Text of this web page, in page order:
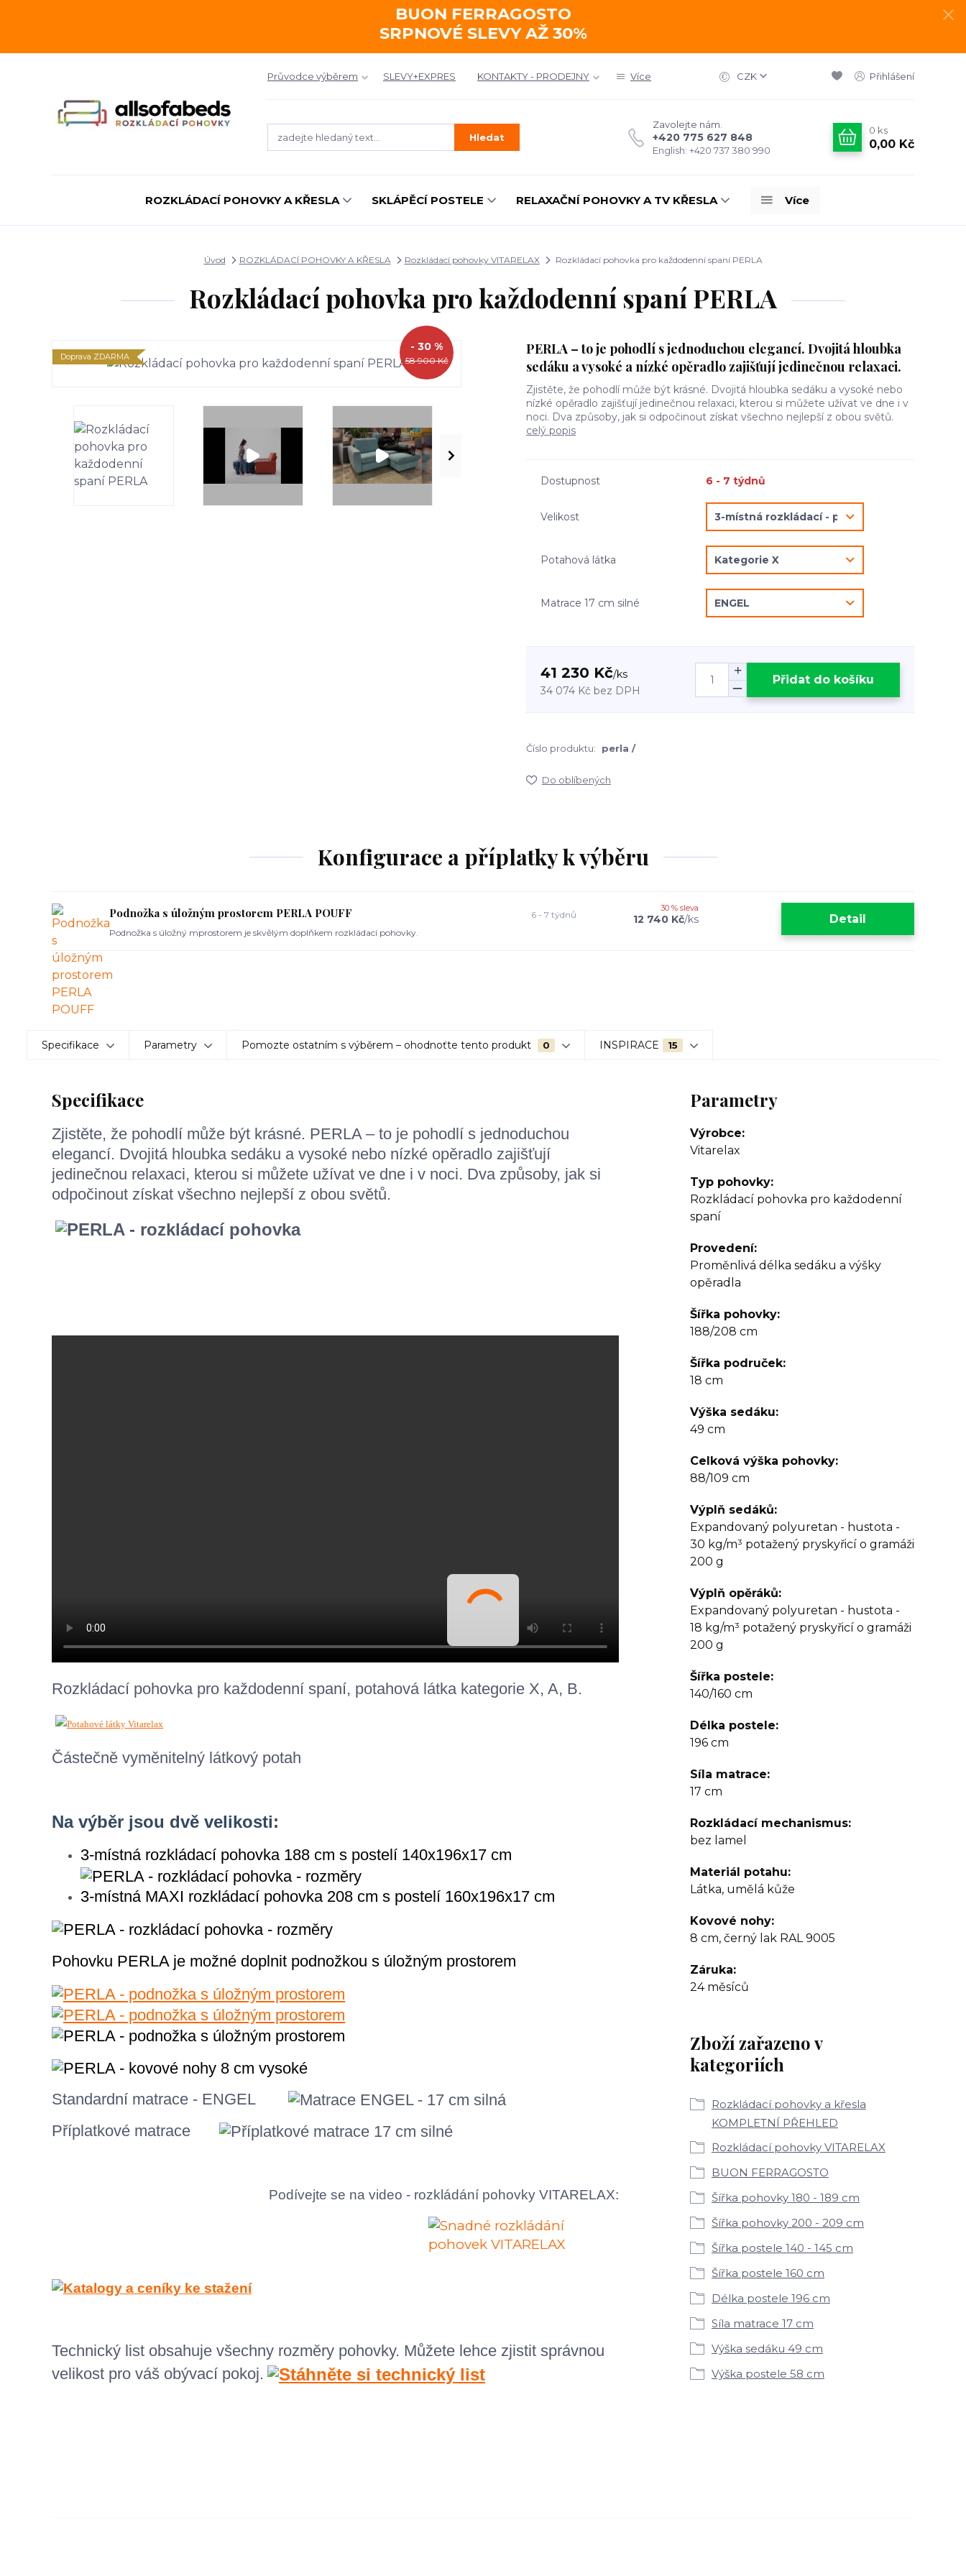
BUON FERRAGOSTO
SRPNOVÉ SLEVY AŽ 30%
Průvodce výběrem SLEVY+EXPRES KONTAKTY - PRODEJNY Více CZK Přihlášení
Hledat
Zavolejte nám.
+420 775 627 848
English: +420 737 380 990
0 ks
0,00 Kč
ROZKLÁDACÍ POHOVKY A KŘESLA SKLÁPĚCÍ POSTELE RELAXAČNÍ POHOVKY A TV KŘESLA Více
Úvod ROZKLÁDACÍ POHOVKY A KŘESLA Rozkládací pohovky VITARELAX Rozkládací pohovka pro každodenní spaní PERLA
Rozkládací pohovka pro každodenní spaní PERLA
Doprava ZDARMA 58 900 Kč
- 30 %
PERLA – to je pohodlí s jednoduchou elegancí. Dvojitá hloubka
sedáku a vysoké a nízké opěradlo zajišťují jedinečnou relaxaci.
Zjistěte, že pohodlí může být krásné. Dvojitá hloubka sedáku a vysoké nebo
nízké opěradlo zajišťují jedinečnou relaxaci, kterou si můžete užívat ve dne i v
noci. Dva způsoby, jak si odpočinout získat všechno nejlepší z obou světů.
celý popis
Dostupnost 6 - 7 týdnů
Velikost
Potahová látka
Matrace 17 cm silné
41 230 Kč/ks
34 074 Kč bez DPH
Přidat do košíku
Číslo produktu: perla /
Do oblíbených
Konfigurace a příplatky k výběru
Podnožka s úložným prostorem PERLA POUFF
Podnožka s úložný mprostorem je skvělým doplňkem rozkládací pohovky.
30 % sleva
12 740 Kč/ks
6 - 7 týdnů Detail
Specifikace Parametry Pomozte ostatním s výběrem – ohodnoťte tento produkt 0 INSPIRACE 15
Specifikace
Zjistěte, že pohodlí může být krásné. PERLA – to je pohodlí s jednoduchou
elegancí. Dvojitá hloubka sedáku a vysoké nebo nízké opěradlo zajišťují
jedinečnou relaxaci, kterou si můžete užívat ve dne i v noci. Dva způsoby, jak si
odpočinout získat všechno nejlepší z obou světů.
Rozkládací pohovka pro každodenní spaní, potahová látka kategorie X, A, B.
Částečně vyměnitelný látkový potah
Na výběr jsou dvě velikosti:
3-místná rozkládací pohovka 188 cm s postelí 140x196x17 cm
3-místná MAXI rozkládací pohovka 208 cm s postelí 160x196x17 cm
Pohovku PERLA je možné doplnit podnožkou s úložným prostorem
Standardní matrace - ENGEL
Příplatkové matrace
Podívejte se na video - rozkládání pohovky VITARELAX:
Technický list obsahuje všechny rozměry pohovky. Můžete lehce zjistit správnou
velikost pro váš obývací pokoj.
Parametry
Výrobce
Vitarelax
Typ pohovky
Rozkládací pohovka pro každodenní
spaní
Provedení
Proměnlivá délka sedáku a výšky
opěradla
Šířka pohovky
188/208 cm
Šířka područek
18 cm
Výška sedáku
49 cm
Celková výška pohovky
88/109 cm
Výplň sedáků
Expandovaný polyuretan - hustota -
30 kg/m³ potažený pryskyřicí o gramáži
200 g
Výplň opěráků
Expandovaný polyuretan - hustota -
18 kg/m³ potažený pryskyřicí o gramáži
200 g
Šířka postele
140/160 cm
Délka postele
196 cm
Síla matrace
17 cm
Rozkládací mechanismus
bez lamel
Materiál potahu
Látka, umělá kůže
Kovové nohy
8 cm, černý lak RAL 9005
Záruka
24 měsíců
Zboží zařazeno v
kategoriích
Rozkládací pohovky a křesla
KOMPLETNÍ PŘEHLED
Rozkládací pohovky VITARELAX
BUON FERRAGOSTO
Šířka pohovky 180 - 189 cm
Šířka pohovky 200 - 209 cm
Šířka postele 140 - 145 cm
Šířka postele 160 cm
Délka postele 196 cm
Síla matrace 17 cm
Výška sedáku 49 cm
Výška postele 58 cm